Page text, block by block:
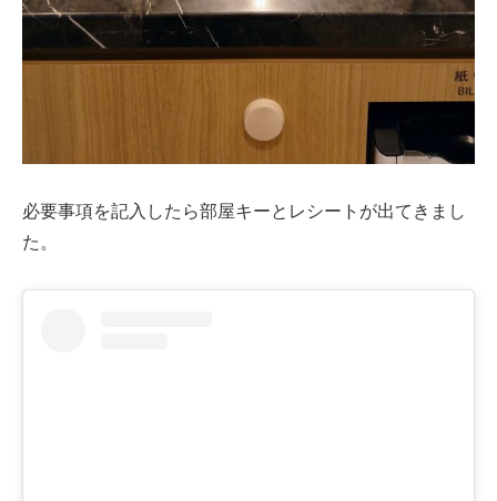
必要事項を記入したら部屋キーとレシートが出てきまし
た。